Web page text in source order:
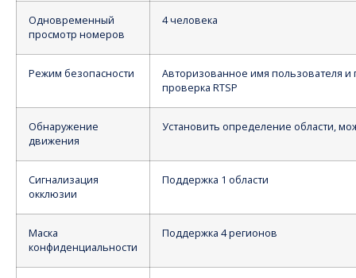
Одновременный
просмотр номеров
4 человека
Режим безопасности
Авторизованное имя пользователя
проверка RTSP
Обнаружение
движения
Установить определение области,
Сигнализация
окклюзии
Поддержка 1 области
Маска
конфиденциальности
Поддержка 4 регионов